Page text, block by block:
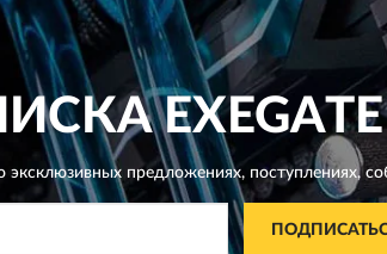
EXEGATE
предложениях,поступлениях,